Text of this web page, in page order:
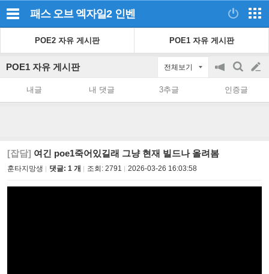
패스 오브 엑자일2 인벤
POE2 자유 게시판 POE1 자유 게시판
POE1 자유 게시판 전체보기
공
on/off
검
색
글
쓰
내글 내 댓글 3추글 인증글
[잡담] 여긴 poe1죽어있길래 그냥 현재 빌드나 올려봄
훈타지망생 댓글: 1 개 조회: 2791 2026-03-26 16:03:58